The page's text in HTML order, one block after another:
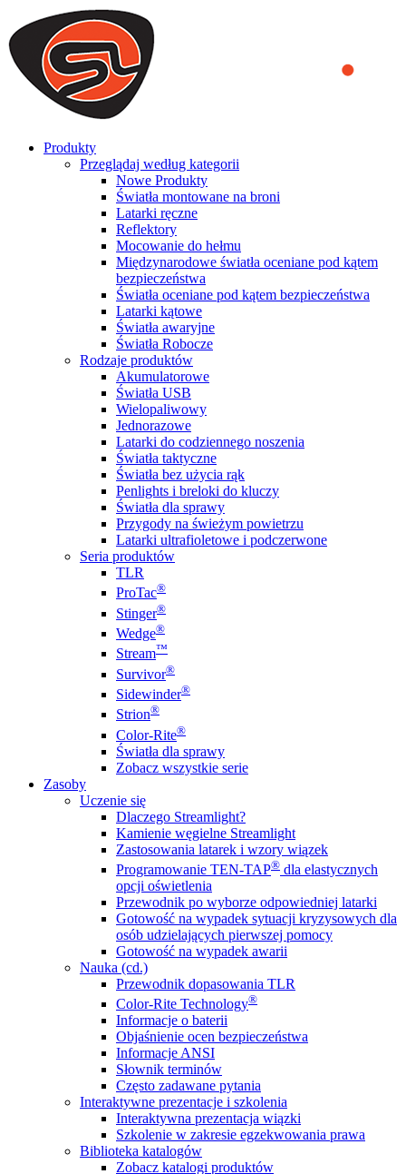
We use cookies to ensure that we provide you the best experience
on our website. By continuing to browse this website, you accept
that cookies are used to help us analyze how the website is used and
to offer you a better experience. To learn more or to find out how
you can disable cookies, you can access our
Produkty
Przeglądaj według kategorii
Nowe Produkty
Światła montowane na broni
Latarki ręczne
Reflektory
Mocowanie do hełmu
Międzynarodowe światła oceniane pod kątem
bezpieczeństwa
Światła oceniane pod kątem bezpieczeństwa
Latarki kątowe
Światła awaryjne
Światła Robocze
Rodzaje produktów
Akumulatorowe
Światła USB
Wielopaliwowy
Jednorazowe
Latarki do codziennego noszenia
Światła taktyczne
Światła bez użycia rąk
Penlights i breloki do kluczy
Światła dla sprawy
Przygody na świeżym powietrzu
Latarki ultrafioletowe i podczerwone
Seria produktów
TLR
ProTac®
Stinger®
Wedge®
Stream™
Survivor®
Sidewinder®
Strion®
Color-Rite®
Światła dla sprawy
Zobacz wszystkie serie
Zasoby
Uczenie się
Dlaczego Streamlight?
Kamienie węgielne Streamlight
Zastosowania latarek i wzory wiązek
Programowanie TEN-TAP® dla elastycznych
opcji oświetlenia
Przewodnik po wyborze odpowiedniej latarki
Gotowość na wypadek sytuacji kryzysowych dla
osób udzielających pierwszej pomocy
Gotowość na wypadek awarii
Nauka (cd.)
Przewodnik dopasowania TLR
Color-Rite Technology®
Informacje o baterii
Objaśnienie ocen bezpieczeństwa
Informacje ANSI
Słownik terminów
Często zadawane pytania
Interaktywne prezentacje i szkolenia
Interaktywna prezentacja wiązki
Szkolenie w zakresie egzekwowania prawa
Biblioteka katalogów
Zobacz katalogi produktów